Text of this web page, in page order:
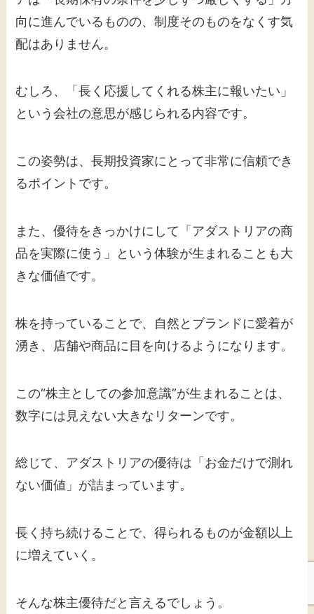
向に進んでいるものの、制度そのものをなくす気
配はありません。
むしろ、「長く応援してくれる株主に報いたい」
という会社の意思が感じられる内容です。
この姿勢は、長期投資家にとって非常に信頼でき
るポイントです。
また、優待をきっかけにして「アダストリアの商
品を実際に使う」という体験が生まれることも大
きな価値です。
株を持っていることで、自然とブランドに愛着が
湧き、店舗や商品に目を向けるようになります。
この“株主としての参加意識”が生まれることは、
数字には見えない大きなリターンです。
総じて、アダストリアの優待は「お金だけで測れ
ない価値」が詰まっています。
長く持ち続けることで、得られるものが金額以上
に増えていく。
そんな株主優待だと言えるでしょう。